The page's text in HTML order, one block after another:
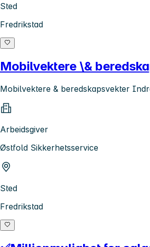
Sted
Fredrikstad
Mobilvektere \&
Mobilvektere & beredskapsvekter
Arbeidsgiver
Østfold Sikkerhetsservice
Sted
Fredrikstad